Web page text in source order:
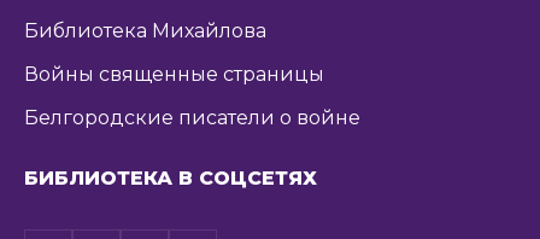
Библиотека Михайлова
Войны священные страницы
Белгородские писатели о войне
БИБЛИОТЕКА В СОЦСЕТЯХ